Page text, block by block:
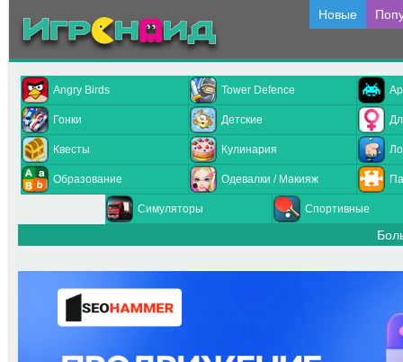
Новые
Angry Birds Tower Defence
Гонки Детские
Квесты Кулинария
Образование Одевалки / Макияж
Симуляторы Спортивные